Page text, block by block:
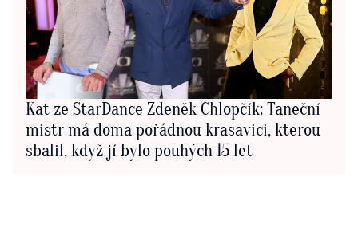
Kat ze StarDance Zdeněk Chlopčík: Taneční
mistr má doma pořádnou krasavici, kterou
sbalil, když jí bylo pouhých 15 let